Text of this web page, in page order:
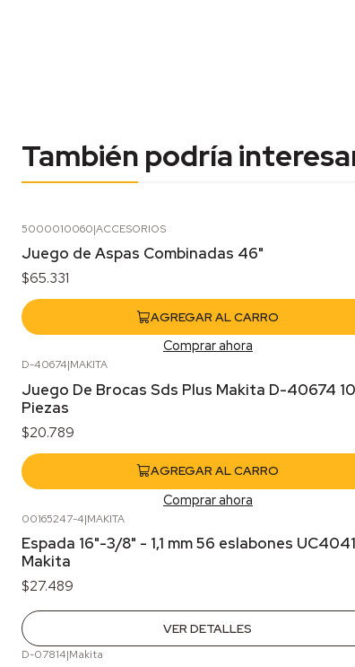
También podría
5000010060|ACCESORIOS
Juego de Aspas Combinadas 46"
$65.331
AGREGAR AL CARRO
Comprar ahora
D-40674|MAKITA
Juego De Brocas Sds Plus Makita D-40674 10
Piezas
$20.789
AGREGAR AL CARRO
Comprar ahora
00165247-4|MAKITA
Espada 16"-3/8" - 1,1 mm 56 eslabones
Makita
$27.489
VER DETALLES
D-07814|Makita